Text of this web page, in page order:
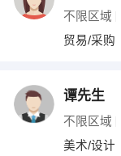
不限区域
贸易/采购
谭先生
不限区域
美术/设计